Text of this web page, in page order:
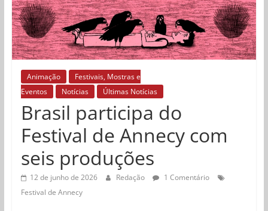
Animação
Festivais, Mostras e
Eventos
Notícias Últimas Notícias
Brasil participa do
Festival de Annecy com
seis produções
12 de junho de 2026 Redação
1 Comentário
Festival de Annecy